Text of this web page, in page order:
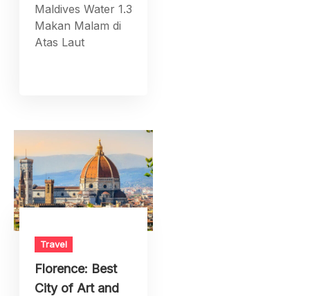
Maldives Water 1.3
Makan Malam di
Atas Laut
Travel
Florence: Best
City of Art and